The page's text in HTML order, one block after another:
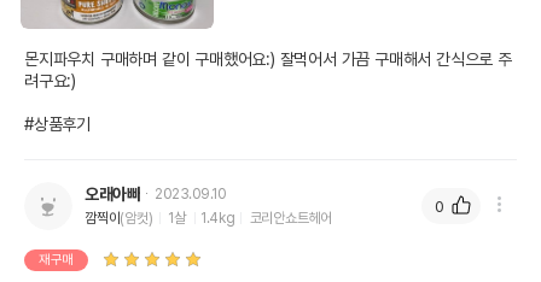
몬지파우치 구매하며 같이 구매했어요:) 잘먹어서 가끔 구매해서 간식으로 주
려구요:)
#상품후기
오래아빠
2023.09.10
깜찍이 (암컷) 1살 1.4kg 코리안쇼트헤어
재구매
0